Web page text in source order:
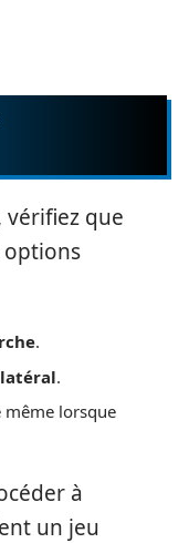
vérifiez que
options
.
.
même lorsque
à
un jeu